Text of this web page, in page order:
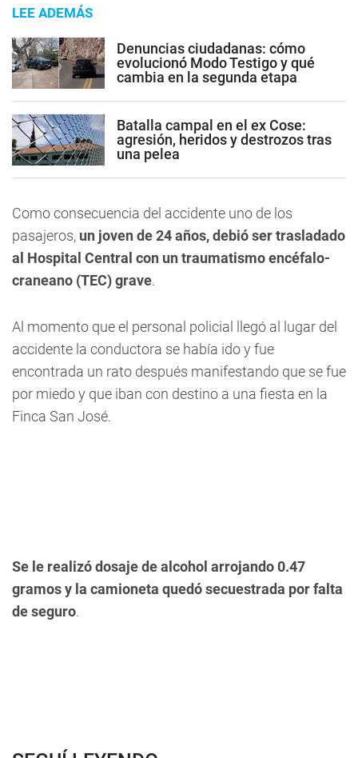
LEE ADEMÁS
Denuncias ciudadanas: cómo
evolucionó Modo Testigo y qué
cambia en la segunda etapa
Batalla campal en el ex Cose:
agresión, heridos y destrozos tras
una pelea
Como consecuencia del accidente uno de los
pasajeros, un joven de 24 años, debió ser trasladado
al Hospital Central con un traumatismo encéfalo-
craneano (TEC) grave.
Al momento que el personal policial llegó al lugar del
accidente la conductora se había ido y fue
encontrada un rato después manifestando que se fue
por miedo y que iban con destino a una fiesta en la
Finca San José.
Se le realizó dosaje de alcohol arrojando 0.47
gramos y la camioneta quedó secuestrada por falta
de seguro.